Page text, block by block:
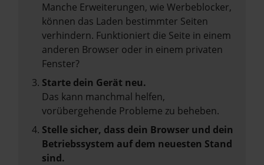
Manche Erweiterungen, wie Werbeblocker,
können das Laden bestimmter Seiten
verhindern. Funktioniert die Seite in einem
anderen Browser oder in einem privaten
Fenster?
Starte dein Gerät neu.
Das kann manchmal helfen,
vorübergehende Probleme zu beheben.
Stelle sicher, dass dein Browser und dein
Betriebssystem auf dem neuesten Stand
sind.